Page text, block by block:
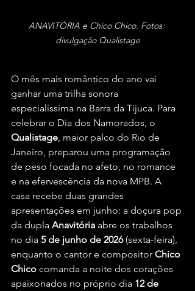
ANAVITÓRIA e Chico Chico. Fotos:
divulgação Qualistage
O mês mais romântico do ano vai
ganhar uma trilha sonora
especialíssima na Barra da Tijuca. Para
celebrar o Dia dos Namorados, o
Qualistage , maior palco do Rio de
Janeiro, preparou uma programação
de peso focada no afeto, no romance
e na efervescência da nova MPB. A
casa recebe duas grandes
apresentações em junho: a doçura pop
da dupla Anavitória abre os trabalhos
no dia 5 de junho de 2026 (sexta-feira),
enquanto o cantor e compositor Chico
Chico comanda a noite dos corações
apaixonados no próprio dia 12 de